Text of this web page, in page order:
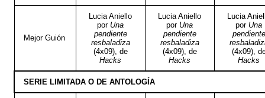
Mejor Guión
Lucia Aniello
por Una
pendiente
resbaladiza
(4x09), de
Hacks
Lucia Aniello
por Una
pendiente
resbaladiza
(4x09), de
Hacks
Lucia
por Una
pendiente
(4x09),
Hacks
SERIE LIMITADA O DE ANTOLOGÍA